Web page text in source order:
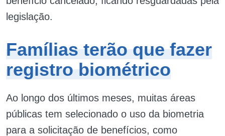
legislação.
Famílias terão que fazer
registro biométrico
Ao longo dos últimos meses, muitas áreas
públicas tem selecionado o uso da biometria
para a solicitação de benefícios, como